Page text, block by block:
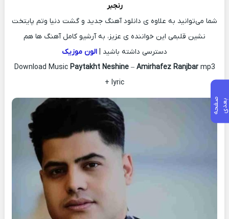
رنجبر
شما می‌توانید به علاوه ی دانلود آهنگ جدید و گشت دنیا وتم پایتخت
نشین قلبمی این خواننده ی عزیز، به آرشیو کامل آهنگ ها هم
دسترسی داشته باشید | الون موزیک
Download Music Paytakht Neshine– Amirhafez Ranjbarmp3
+ lyric
ص
ف
ح
ه ب ع
د ی